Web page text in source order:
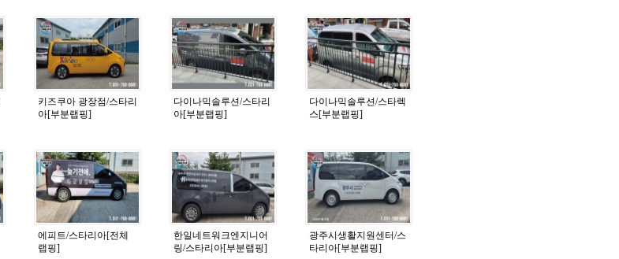
키즈쿠아 광장점/스타리
아[부분랩핑]
다이나믹솔루션/스타리
아[부분랩핑]
다이나믹솔루션/스타렉
스[부분랩핑]
에피트/스타리아[전체
랩핑]
한일네트워크엔지니어
링/스타리아[부분랩핑]
광주시생활지원센터/스
타리아[부분랩핑]